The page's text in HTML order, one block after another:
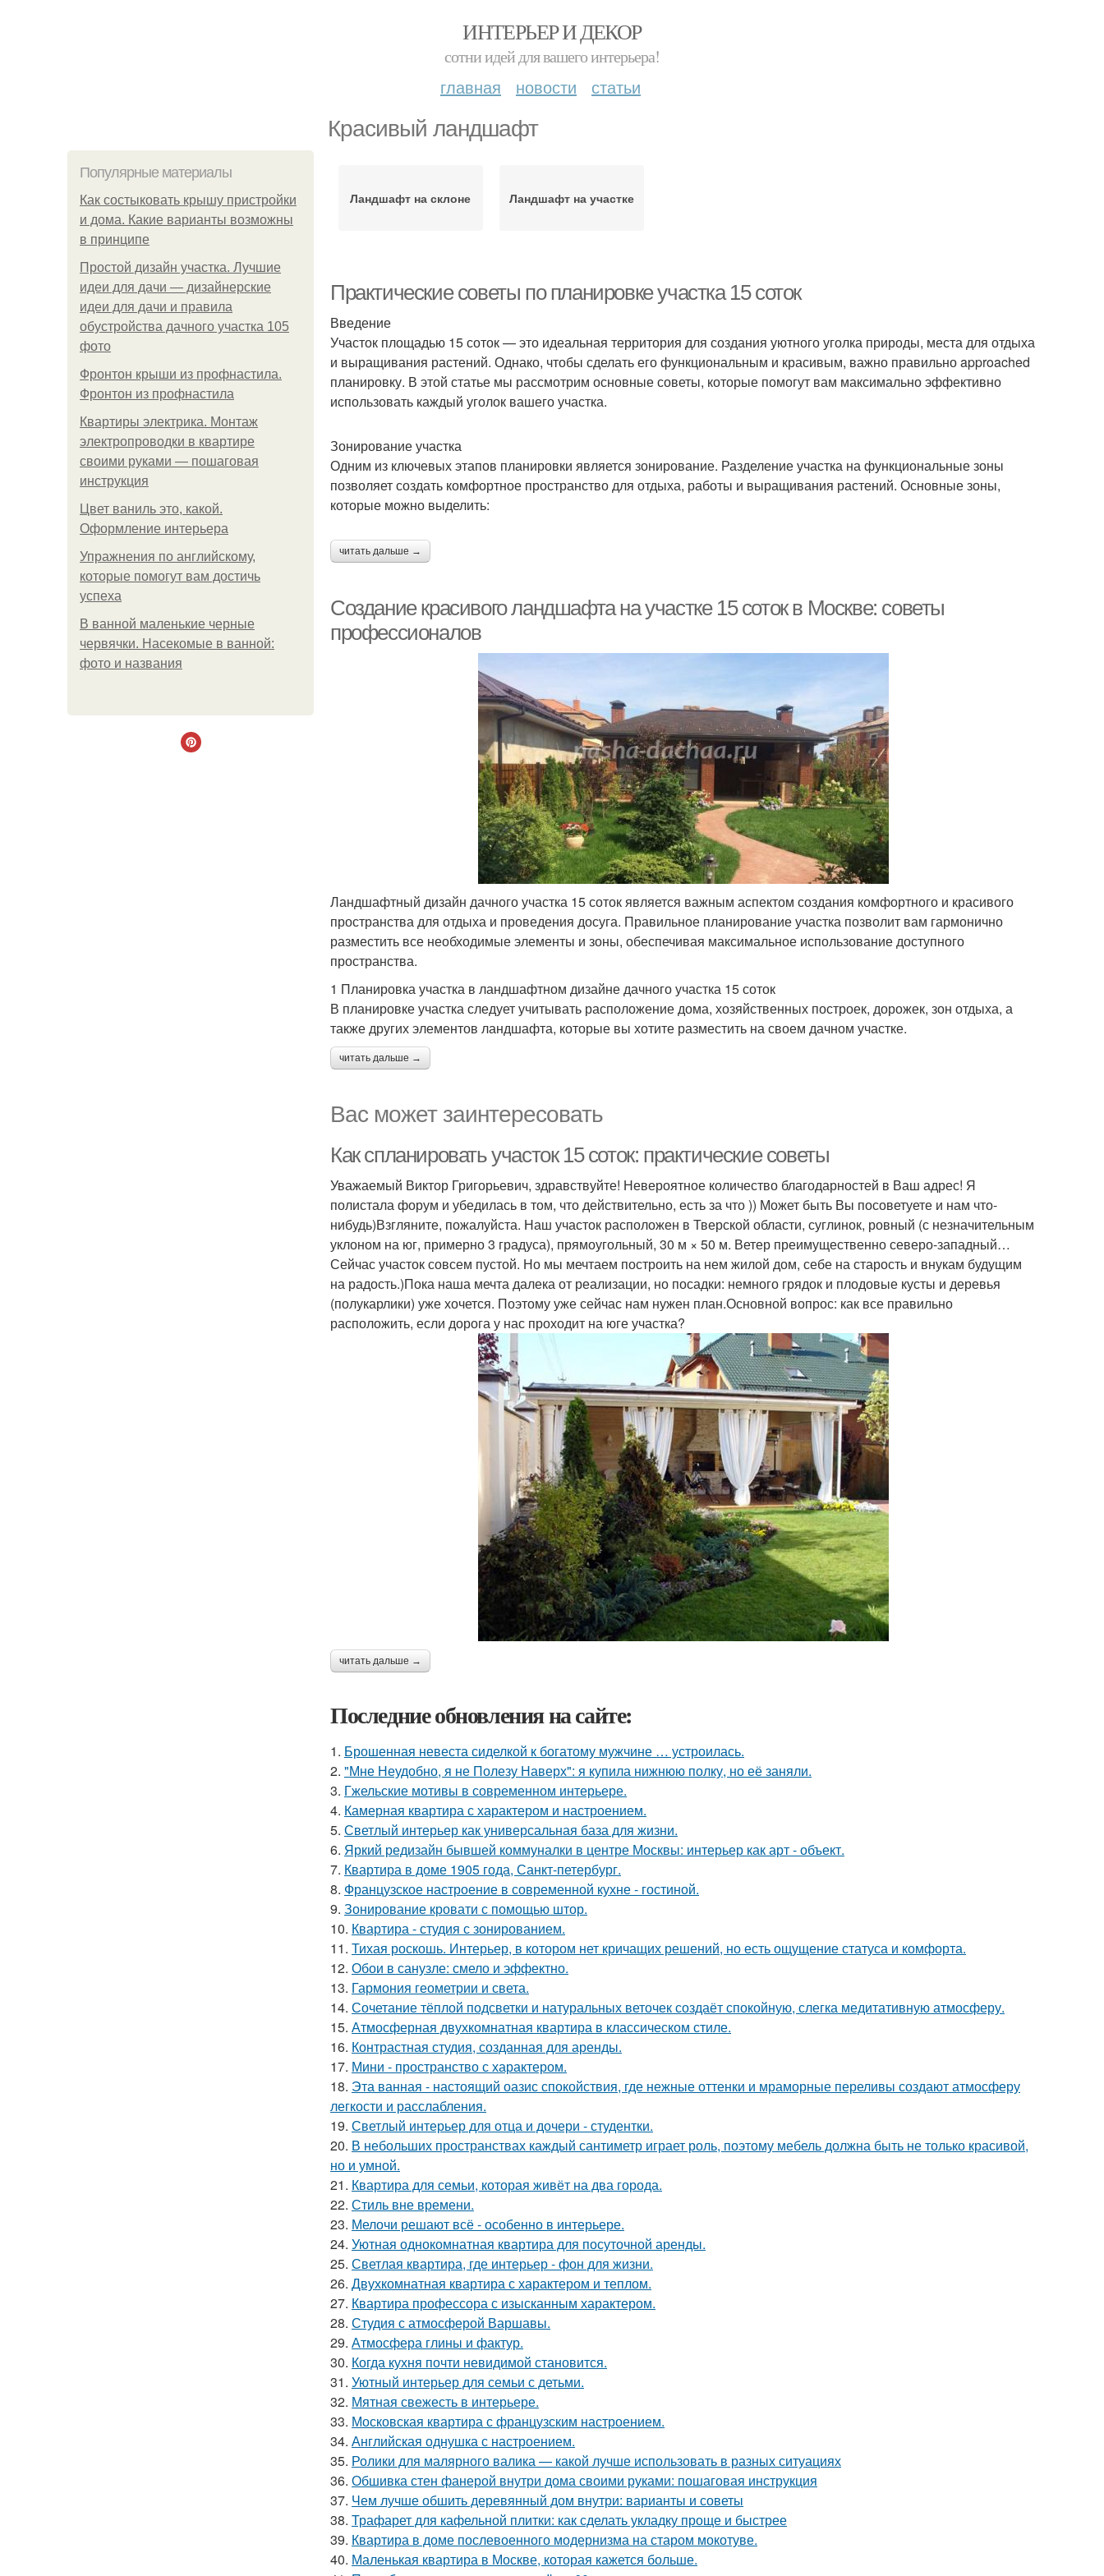
ИНТЕРЬЕР И ДЕКОР
сотни идей для вашего интерьера!
главная новости статьи
Красивый ландшафт
Популярные материалы
Как состыковать крышу пристройки
и дома. Какие варианты возможны
в принципе
Простой дизайн участка. Лучшие
идеи для дачи — дизайнерские
идеи для дачи и правила
обустройства дачного участка 105
фото
Фронтон крыши из профнастила.
Фронтон из профнастила
Квартиры электрика. Монтаж
электропроводки в квартире
своими руками — пошаговая
инструкция
Цвет ваниль это, какой.
Оформление интерьера
Упражнения по английскому,
которые помогут вам достичь
успеха
В ванной маленькие черные
червячки. Насекомые в ванной:
фото и названия
Ландшафт на склоне Ландшафт на участке
Практические советы по планировке участка 15 соток
Введение
Участок площадью 15 соток — это идеальная территория для создания уютного уголка природы, места для отдыха
и выращивания растений. Однако, чтобы сделать его функциональным и красивым, важно правильно approached
планировку. В этой статье мы рассмотрим основные советы, которые помогут вам максимально эффективно
использовать каждый уголок вашего участка.
Зонирование участка
Одним из ключевых этапов планировки является зонирование. Разделение участка на функциональные зоны
позволяет создать комфортное пространство для отдыха, работы и выращивания растений. Основные зоны,
которые можно выделить:
читать дальше →
Создание красивого ландшафта на участке 15 соток в Москве: советы
профессионалов
Ландшафтный дизайн дачного участка 15 соток является важным аспектом создания комфортного и красивого
пространства для отдыха и проведения досуга. Правильное планирование участка позволит вам гармонично
разместить все необходимые элементы и зоны, обеспечивая максимальное использование доступного
пространства.
1 Планировка участка в ландшафтном дизайне дачного участка 15 соток
В планировке участка следует учитывать расположение дома, хозяйственных построек, дорожек, зон отдыха, а
также других элементов ландшафта, которые вы хотите разместить на своем дачном участке.
читать дальше →
Вас может заинтересовать
Как спланировать участок 15 соток: практические советы
Уважаемый Виктор Григорьевич, здравствуйте! Невероятное количество благодарностей в Ваш адрес! Я
полистала форум и убедилась в том, что действительно, есть за что )) Может быть Вы посоветуете и нам что-
нибудь)Взгляните, пожалуйста. Наш участок расположен в Тверской области, суглинок, ровный (с незначительным
уклоном на юг, примерно 3 градуса), прямоугольный, 30 м × 50 м. Ветер преимущественно северо-западный…
Сейчас участок совсем пустой. Но мы мечтаем построить на нем жилой дом, себе на старость и внукам будущим
на радость.)Пока наша мечта далека от реализации, но посадки: немного грядок и плодовые кусты и деревья
(полукарлики) уже хочется. Поэтому уже сейчас нам нужен план.Основной вопрос: как все правильно
расположить, если дорога у нас проходит на юге участка?
читать дальше →
Последние обновления на сайте:
1. Брошенная невеста сиделкой к богатому мужчине … устроилась.
2. "Мне Неудобно, я не Полезу Наверх": я купила нижнюю полку, но её заняли.
3. Гжельские мотивы в современном интерьере.
4. Камерная квартира с характером и настроением.
5. Светлый интерьер как универсальная база для жизни.
6. Яркий редизайн бывшей коммуналки в центре Москвы: интерьер как арт - объект.
7. Квартира в доме 1905 года, Санкт-петербург.
8. Французское настроение в современной кухне - гостиной.
9. Зонирование кровати с помощью штор.
10. Квартира - студия с зонированием.
11. Тихая роскошь. Интерьер, в котором нет кричащих решений, но есть ощущение статуса и комфорта.
12. Обои в санузле: смело и эффектно.
13. Гармония геометрии и света.
14. Сочетание тёплой подсветки и натуральных веточек создаёт спокойную, слегка медитативную атмосферу.
15. Атмосферная двухкомнатная квартира в классическом стиле.
16. Контрастная студия, созданная для аренды.
17. Мини - пространство с характером.
18. Эта ванная - настоящий оазис спокойствия, где нежные оттенки и мраморные переливы создают атмосферу
легкости и расслабления.
19. Светлый интерьер для отца и дочери - студентки.
20. В небольших пространствах каждый сантиметр играет роль, поэтому мебель должна быть не только красивой,
но и умной.
21. Квартира для семьи, которая живёт на два города.
22. Стиль вне времени.
23. Мелочи решают всё - особенно в интерьере.
24. Уютная однокомнатная квартира для посуточной аренды.
25. Светлая квартира, где интерьер - фон для жизни.
26. Двухкомнатная квартира с характером и теплом.
27. Квартира профессора с изысканным характером.
28. Студия с атмосферой Варшавы.
29. Атмосфера глины и фактур.
30. Когда кухня почти невидимой становится.
31. Уютный интерьер для семьи с детьми.
32. Мятная свежесть в интерьере.
33. Московская квартира с французским настроением.
34. Английская однушка с настроением.
35. Ролики для малярного валика — какой лучше использовать в разных ситуациях
36. Обшивка стен фанерой внутри дома своими руками: пошаговая инструкция
37. Чем лучше обшить деревянный дом внутри: варианты и советы
38. Трафарет для кафельной плитки: как сделать укладку проще и быстрее
39. Квартира в доме послевоенного модернизма на старом мокотуве.
40. Маленькая квартира в Москве, которая кажется больше.